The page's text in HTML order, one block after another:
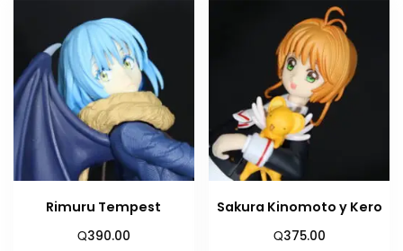
Rimuru Tempest
Q390.00
Sakura Kinomoto y Kero
Q375.00